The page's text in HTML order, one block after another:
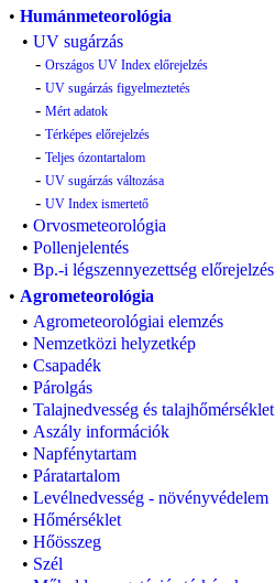
• Humánmeteorológia
• UV sugárzás
- Országos UV Index előrejelzés
- UV sugárzás figyelmeztetés
- Mért adatok
- Térképes előrejelzés
- Teljes ózontartalom
- UV sugárzás változása
- UV Index ismertető
• Orvosmeteorológia
• Pollenjelentés
• Bp.-i légszennyezettség előrejelzés
• Agrometeorológia
• Agrometeorológiai elemzés
• Nemzetközi helyzetkép
• Csapadék
• Párolgás
• Talajnedvesség és talajhőmérséklet
• Aszály információk
• Napfénytartam
• Páratartalom
• Levélnedvesség - növényvédelem
• Hőmérséklet
• Hőösszeg
• Szél